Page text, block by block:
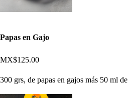
Papas en Gajo
MX$125.00
300 grs, de papas en gajos más 50 ml de